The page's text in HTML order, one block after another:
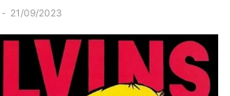
- 21/09/2023